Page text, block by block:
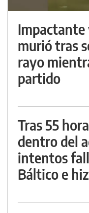
murió tras
rayo
partido
Tras 55
dentro del
intentos
Báltico e